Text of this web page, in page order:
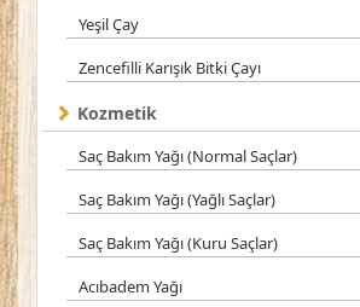
Yeşil Çay
Zencefilli Karışık Bitki Çayı
Kozmetik
Saç Bakım Yağı (Normal Saçlar)
Saç Bakım Yağı (Yağlı Saçlar)
Saç Bakım Yağı (Kuru Saçlar)
Acıbadem Yağı